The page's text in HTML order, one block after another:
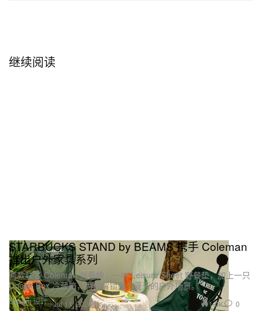
Seasonal Collection 将于 5 月 22 日起登陆 BEAMS
Life Yokohama、BEAMS Japan（Shinjuku 3F）、
继续阅读
Design 设计
STARBUCKS STAND by BEAMS 携手 Coleman
推出户外家具系列
两款联名 Coleman 折叠椅，一块 Leisure Sheet 野餐垫，加上一只
Cooler Box 冷藏箱，为你解锁整个夏天的户外场景。
Jul 11, 2026 1.0K 0